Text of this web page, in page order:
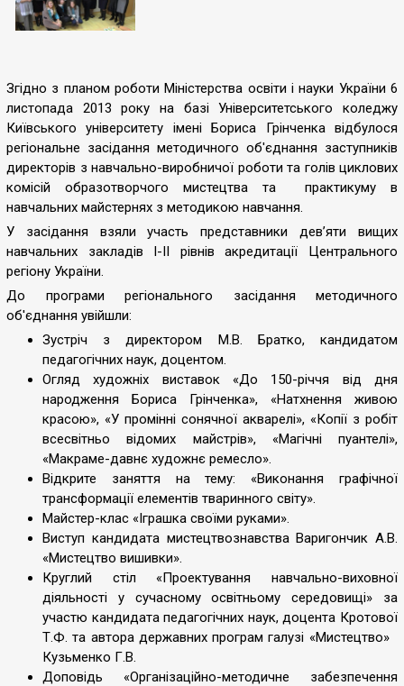
Згідно з планом роботи Міністерства освіти і науки України 6
листопада 2013 року на базі Університетського коледжу
Київського університету імені Бориса Грінченка відбулося
регіональне засідання методичного об'єднання заступників
директорів з навчально-виробничої роботи та голів циклових
комісій образотворчого мистецтва та практикуму в
навчальних майстернях з методикою навчання.
У засідання взяли участь представники дев’яти вищих
навчальних закладів І-ІІ рівнів акредитації Центрального
регіону України.
До програми регіонального засідання методичного
об'єднання увійшли:
Зустріч з директором М.В. Братко, кандидатом
педагогічних наук, доцентом.
Огляд художніх виставок «До 150-річчя від дня
народження Бориса Грінченка», «Натхнення живою
красою», «У промінні сонячної акварелі», «Копії з робіт
всесвітньо відомих майстрів», «Магічні пуантелі»,
«Макраме-давнє художнє ремесло».
Відкрите заняття на тему: «Виконання графічної
трансформації елементів тваринного світу».
Майстер-клас «Іграшка своїми руками».
Виступ кандидата мистецтвознавства Варигончик А.В.
«Мистецтво вишивки».
Круглий стіл «Проектування навчально-виховної
діяльності у сучасному освітньому середовищі» за
участю кандидата педагогічних наук, доцента Кротової
Т.Ф. та автора державних програм галузі «Мистецтво»
Кузьменко Г.В.
Доповідь «Організаційно-методичне забезпечення